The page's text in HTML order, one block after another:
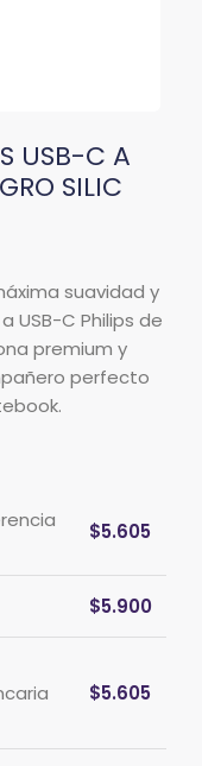
USB-C A
SILIC
suavidad y
USB-C Philips de
premium y
perfecto
$5.605
$5.900
$5.605